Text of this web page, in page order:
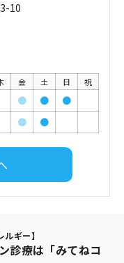
10
金 土 日 祝
● ●
●
● ●
ギー】
診療は「みてねコ